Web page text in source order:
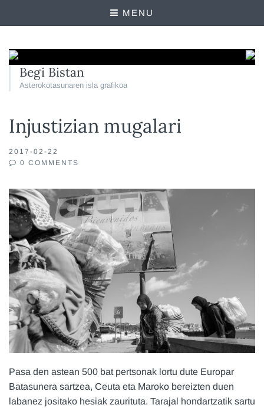
MENU
Begi Bistan
Asterokotasunaren isla grafikoa
Injustizian mugalari
2017-02-22
0 COMMENTS
Pasa den astean 500 bat pertsonak lortu dute Europar
Batasunera sartzea, Ceuta eta Maroko bereizten duen
labanez jositako hesiak zaurituta. Tarajal hondartzatik sartu